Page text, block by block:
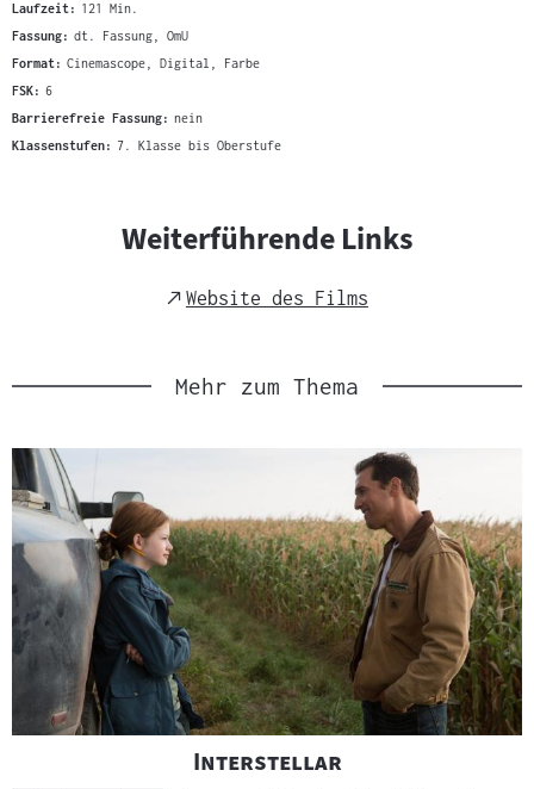
Laufzeit: 121 Min.
Fassung: dt. Fassung, OmU
Format: Cinemascope, Digital, Farbe
FSK: 6
Barrierefreie Fassung: nein
Klassenstufen: 7. Klasse bis Oberstufe
Weiterführende Links
External
Website des Films
Mehr zum Thema
"
Interstellar"